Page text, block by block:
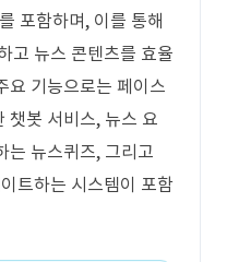
포함하며, 이를 통해
고 뉴스 콘텐츠를 효율
요 기능으로는 페이스
챗봇 서비스, 뉴스 요
는 뉴스퀴즈, 그리고
트하는 시스템이 포함